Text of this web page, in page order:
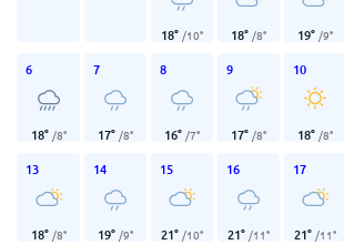
18° /10° 18° /8° 19° /9°
6
18° /8°
7
17° /8°
8
16° /7°
9
17° /8°
10
18° /8°
13
18° /8°
14
19° /9°
15
21° /10°
16
21° /11°
17
21° /11°